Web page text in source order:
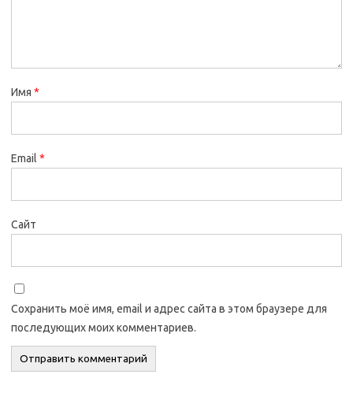
Имя *
Email *
Сайт
Сохранить моё имя, email и адрес сайта в этом браузере для
последующих моих комментариев.